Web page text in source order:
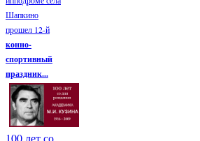
Шапкино
прошел 12-й
конно-
спортивный
праздник...
100 лет со